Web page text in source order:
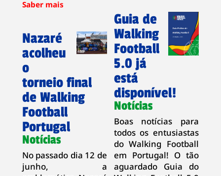
Nazaré
acolheu
o
torneio final
de Walking
Football
Portugal
Notícias
No passado dia 12 de
junho, a
Guia de
Walking
Football
5.0 já
está
disponível!
Notícias
Boas notícias para
todos os entusiastas
do Walking Football
em Portugal! O tão
aguardado Guia do